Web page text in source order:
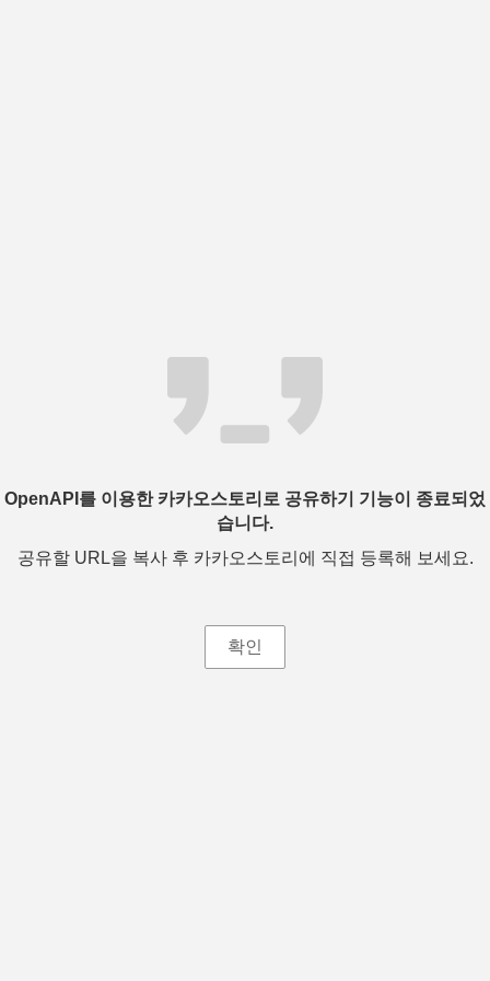
OpenAPI를 이용한 카카오스토리로 공유하기 기능이 종료되었
습니다.
공유할 URL을 복사 후 카카오스토리에 직접 등록해 보세요.
확인